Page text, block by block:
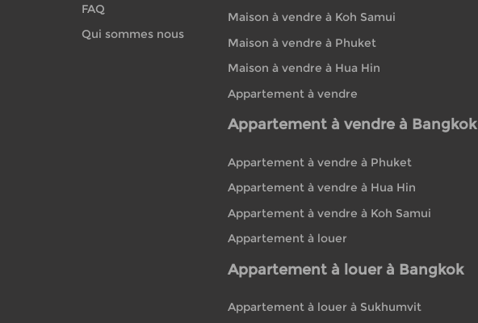
FAQ
Qui sommes nous
Maison à vendre à Koh Samui
Maison à vendre à Phuket
Maison à vendre à Hua Hin
Appartement à vendre
Appartement à vendre à Bangkok
Appartement à vendre à Phuket
Appartement à vendre à Hua Hin
Appartement à vendre à Koh Samui
Appartement à louer
Appartement à louer à Bangkok
Appartement à louer à Sukhumvit